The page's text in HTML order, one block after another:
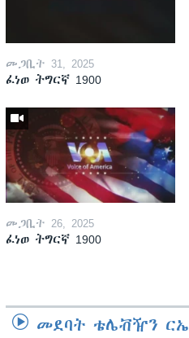
መጋቢት 31, 2025
ፈነወ ትግርኛ 1900
መጋቢት 26, 2025
ፈነወ ትግርኛ 1900
መደባት ቴሌቭዥን ርኤ